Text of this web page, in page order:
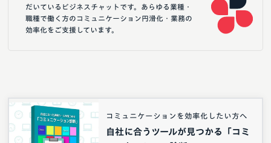
だいているビジネスチャットです。あらゆる業種・
職種で働く方のコミュニケーション円滑化・業務の
効率化をご支援しています。
コミュニケーションを効率化したい方へ
自社に合うツールが見つかる「コミ